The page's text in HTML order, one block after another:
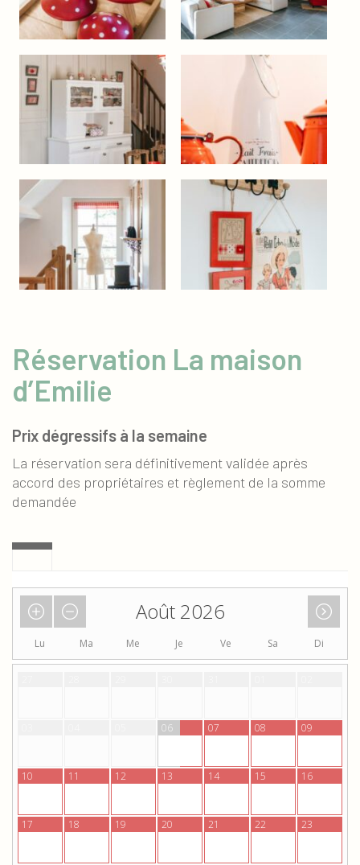
Réservation La maison
d’Emilie
Prix dégressifs à la semaine
La réservation sera définitivement validée après
accord des propriétaires et règlement de la somme
demandée
Août 2026
Lu Ma Me Je Ve Sa Di
06 07 08 09
10 11 12 13 14 15 16
17 18 19 20 21 22 23